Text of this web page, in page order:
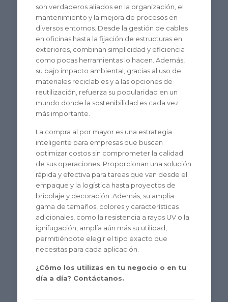
son verdaderos aliados en la organización, el
mantenimiento y la mejora de procesos en
diversos entornos. Desde la gestión de cables
en oficinas hasta la fijación de estructuras en
exteriores, combinan simplicidad y eficiencia
como pocas herramientas lo hacen. Además,
su bajo impacto ambiental, gracias al uso de
materiales reciclables y a las opciones de
reutilización, refuerza su popularidad en un
mundo donde la sostenibilidad es cada vez
más importante.
La compra al por mayor es una estrategia
inteligente para empresas que buscan
optimizar costos sin comprometer la calidad
de sus operaciones. Proporcionan una solución
rápida y efectiva para tareas que van desde el
empaque y la logística hasta proyectos de
bricolaje y decoración. Además, su amplia
gama de tamaños, colores y características
adicionales, como la resistencia a rayos UV o la
ignifugación, amplía aún más su utilidad,
permitiéndote elegir el tipo exacto que
necesitas para cada aplicación.
¿Cómo los utilizas en tu negocio o en tu
día a día? Contáctanos.